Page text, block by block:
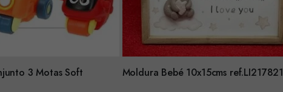
3 Motas Soft Moldura Bebé 10x15cms ref.LI217821
Encomendar